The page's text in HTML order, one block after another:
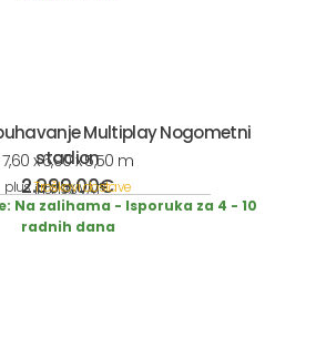
Multiplay Nogometni
stadion
7,60 x 6,90 x 5,50 m
2.999,00€
incl. 19% VAT
plusTroškovi dostave
Na zalihama - Isporuka za 4 - 10
radnih dana